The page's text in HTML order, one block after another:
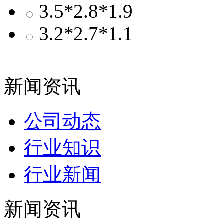
3.5*2.8*1.9
3.2*2.7*1.1
新闻资讯
公司动态
行业知识
行业新闻
新闻资讯